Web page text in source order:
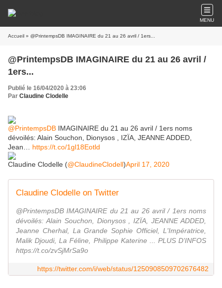
MENU
Accueil » @PrintempsDB IMAGINAIRE du 21 au 26 avril / 1ers...
@PrintempsDB IMAGINAIRE du 21 au 26 avril /
1ers...
Publié le 16/04/2020 à 23:06
Par Claudine Clodelle
@PrintempsDB IMAGINAIRE du 21 au 26 avril / 1ers noms
dévoilés: Alain Souchon, Dionysos , IZÏA, JEANNE ADDED,
Jean… https://t.co/1gl18Eotld
Claudine Clodelle (@ClaudineClodell)April 17, 2020
Claudine Clodelle on Twitter
@PrintempsDB IMAGINAIRE du 21 au 26 avril / 1ers noms
dévoilés: Alain Souchon, Dionysos , IZÏA, JEANNE ADDED,
Jeanne Cherhal, La Grande Sophie Officiel, L'Impératrice,
Malik Djoudi, La Féline, Philippe Katerine ... PLUS D'INFOS
https://t.co/zvSjMrSa9o
https://twitter.com/i/web/status/1250908509702676482